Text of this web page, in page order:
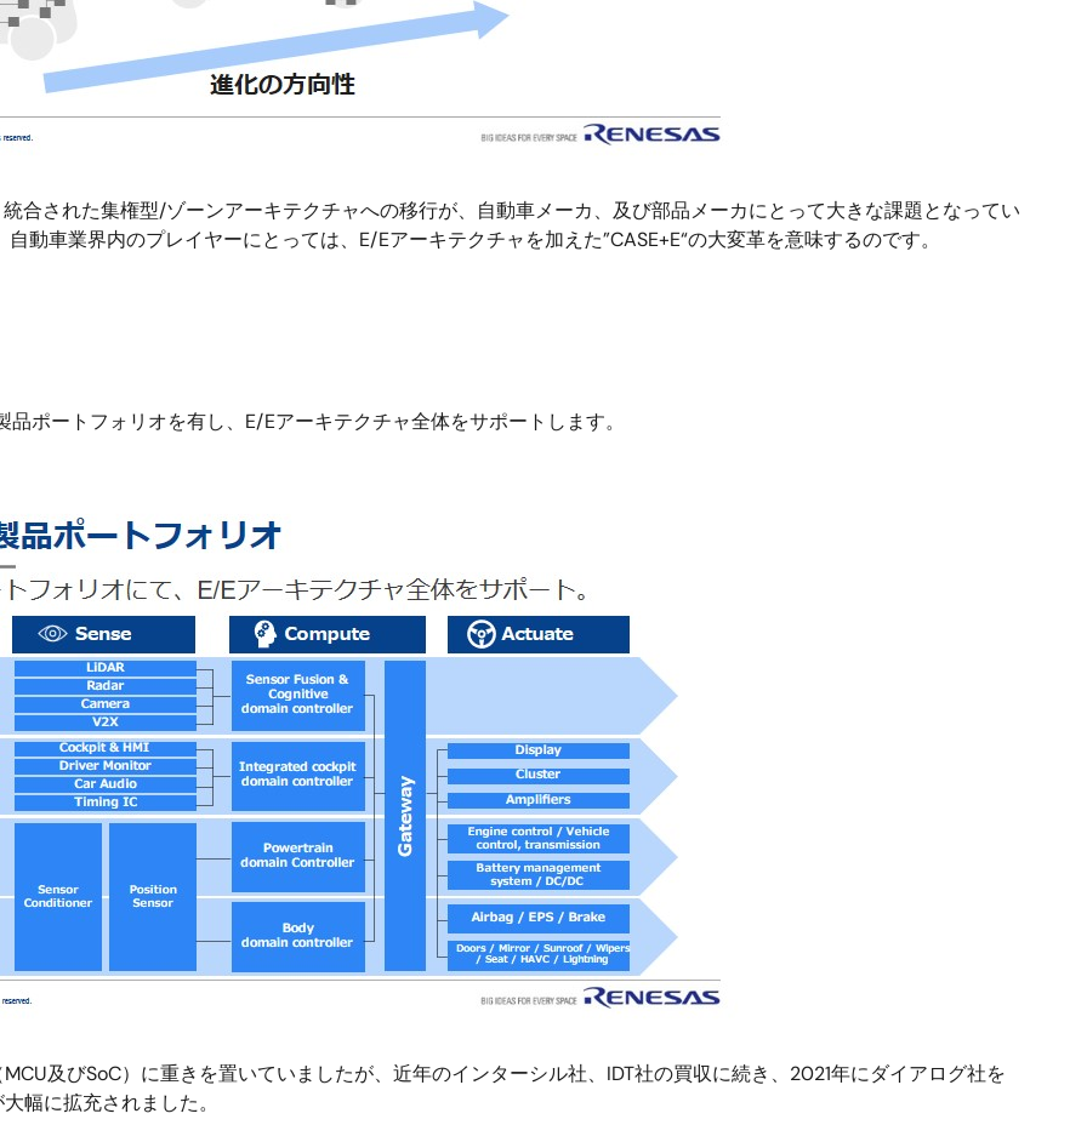
合された集権型/ゾーンアーキテクチャへの移行が、自動車メーカ、及び部品メーカにとって大きな課題となってい
動車業界内のプレイヤーにとっては、E/Eアーキテクチャを加えた”CASE+E“の大変革を意味するのです。
ポートフォリオを有し、E/Eアーキテクチャ全体をサポートします。
及びSoC）に重きを置いていましたが、近年のインターシル社、IDT社の買収に続き、2021年にダイアログ社を
幅に拡充されました。